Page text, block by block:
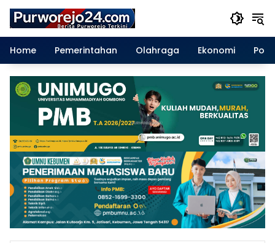
Langsung
konten
Home
Pemerintahan Olahraga Ekonomi